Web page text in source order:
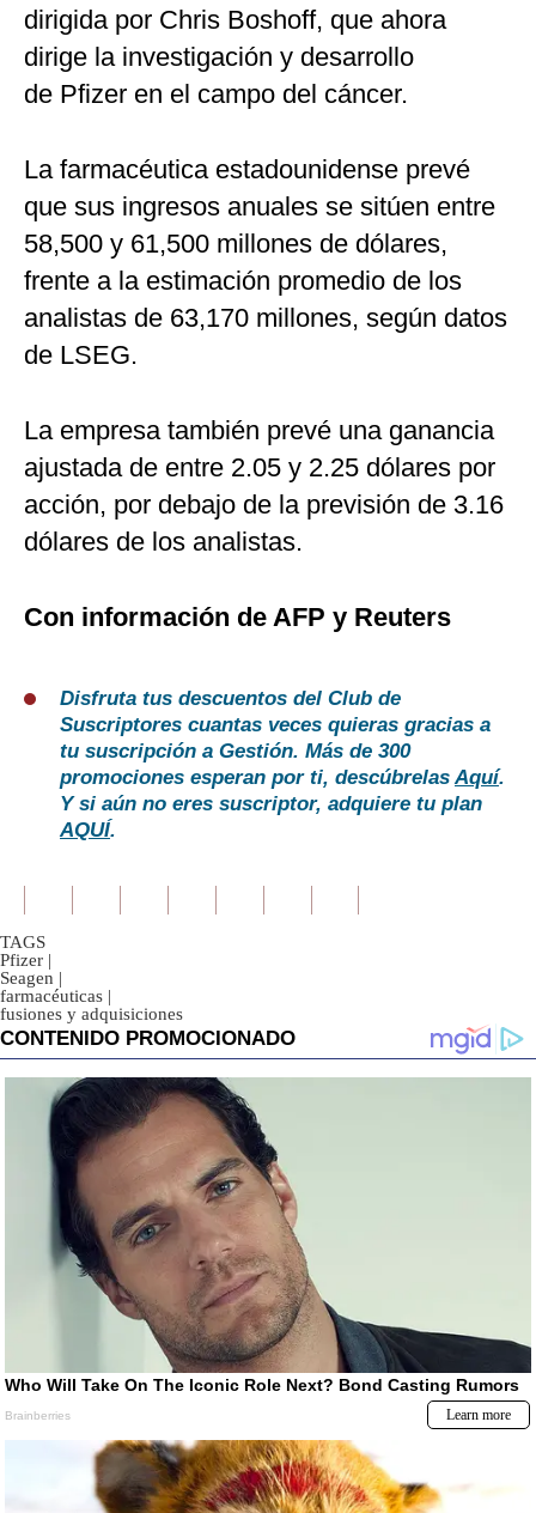
dirigida por Chris Boshoff, que ahora
dirige la investigación y desarrollo
de Pfizer en el campo del cáncer.
La farmacéutica estadounidense prevé
que sus ingresos anuales se sitúen entre
58,500 y 61,500 millones de dólares,
frente a la estimación promedio de los
analistas de 63,170 millones, según datos
de LSEG.
La empresa también prevé una ganancia
ajustada de entre 2.05 y 2.25 dólares por
acción, por debajo de la previsión de 3.16
dólares de los analistas.
Con información de AFP y Reuters
Disfruta tus descuentos del Club de
Suscriptores cuantas veces quieras gracias a
tu suscripción a Gestión. Más de 300
promociones esperan por ti, descúbrelasAquí.
Y si aún no eres suscriptor, adquiere tu plan
AQUÍ.
TAGS
Pfizer |
Seagen |
farmacéuticas |
fusiones y adquisiciones